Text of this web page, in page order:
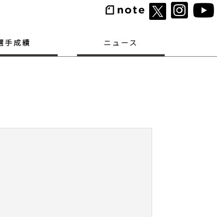
手成績 ニュース